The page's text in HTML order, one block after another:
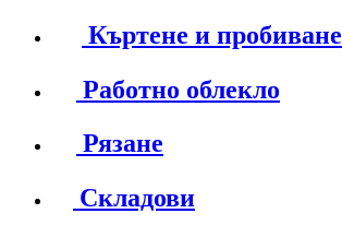
Къртене и пробиване
Работно облекло
Рязане
Складови